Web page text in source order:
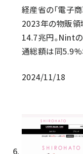
経産省の「電子
2023年の物販
14.7兆円。Nint
通総額は同5.9%
2024/11/18